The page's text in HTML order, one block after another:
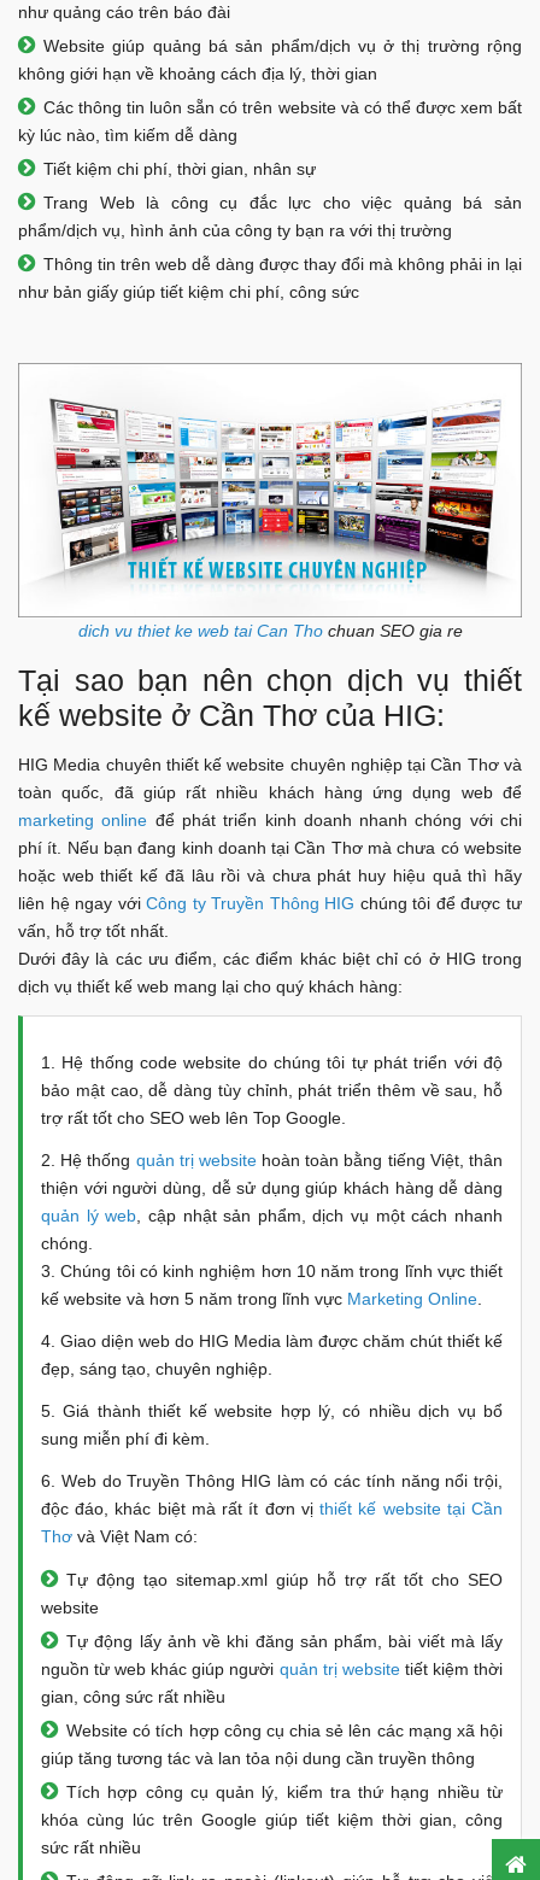
như quảng cáo trên báo đài
Website giúp quảng bá sản phẩm/dịch vụ ở thị trường rộng
không giới hạn về khoảng cách địa lý, thời gian
Các thông tin luôn sẵn có trên website và có thể được xem bất
kỳ lúc nào, tìm kiếm dễ dàng
Tiết kiệm chi phí, thời gian, nhân sự
Trang Web là công cụ đắc lực cho việc quảng bá sản
phẩm/dịch vụ, hình ảnh của công ty bạn ra với thị trường
Thông tin trên web dễ dàng được thay đổi mà không phải in lại
như bản giấy giúp tiết kiệm chi phí, công sức
dich vu thiet ke web tai Can Tho chuan SEO gia re
Tại sao bạn nên chọn dịch vụ thiết
kế website ở Cần Thơ của HIG:
HIG Media chuyên thiết kế website chuyên nghiệp tại Cần Thơ và
toàn quốc, đã giúp rất nhiều khách hàng ứng dụng web để
marketing online để phát triển kinh doanh nhanh chóng với chi
phí ít. Nếu bạn đang kinh doanh tại Cần Thơ mà chưa có website
hoặc web thiết kế đã lâu rồi và chưa phát huy hiệu quả thì hãy
liên hệ ngay vớiCông ty Truyền Thông HIG chúng tôi để được tư
vấn, hỗ trợ tốt nhất.
Dưới đây là các ưu điểm, các điểm khác biệt chỉ có ở HIG trong
dịch vụ thiết kế web mang lại cho quý khách hàng:
1. Hệ thống code website do chúng tôi tự phát triển với độ
bảo mật cao, dễ dàng tùy chỉnh, phát triển thêm về sau, hỗ
trợ rất tốt cho SEO web lên Top Google.
2. Hệ thống quản trị websitehoàn toàn bằng tiếng Việt, thân
thiện với người dùng, dễ sử dụng giúp khách hàng dễ dàng
quản lý web , cập nhật sản phẩm, dịch vụ một cách nhanh
chóng.
3. Chúng tôi có kinh nghiệm hơn 10 năm trong lĩnh vực thiết
kế website và hơn 5 năm trong lĩnh vực Marketing Online
4. Giao diện web do HIG Media làm được chăm chút thiết kế
đẹp, sáng tạo, chuyên nghiệp.
5. Giá thành thiết kế website hợp lý, có nhiều dịch vụ bổ
sung miễn phí đi kèm.
6. Web do Truyền Thông HIG làm có các tính năng nổi trội,
độc đáo, khác biệt mà rất ít đơn vịthiết kế website tại Cần
Thơ và Việt Nam có:
Tự động tạo sitemap.xml giúp hỗ trợ rất tốt cho SEO
website
Tự động lấy ảnh về khi đăng sản phẩm, bài viết mà lấy
nguồn từ web khác giúp người quản trị websitetiết kiệm thời
gian, công sức rất nhiều
Website có tích hợp công cụ chia sẻ lên các mạng xã hội
giúp tăng tương tác và lan tỏa nội dung cần truyền thông
Tích hợp công cụ quản lý, kiểm tra thứ hạng nhiều từ
khóa cùng lúc trên Google giúp tiết kiệm thời gian, công
sức rất nhiều